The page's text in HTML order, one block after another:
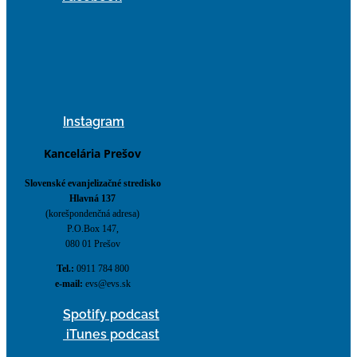
Instagram
Kancelária Prešov
Slovenské evanjelizačné stredisko
Hlavná 137
(korešpondenčná adresa)
P.O.Box 147,
080 01 Prešov
Tel.: 0911 784 800
e-mail: evs@evs.sk
Spotify podcast
iTunes podcast